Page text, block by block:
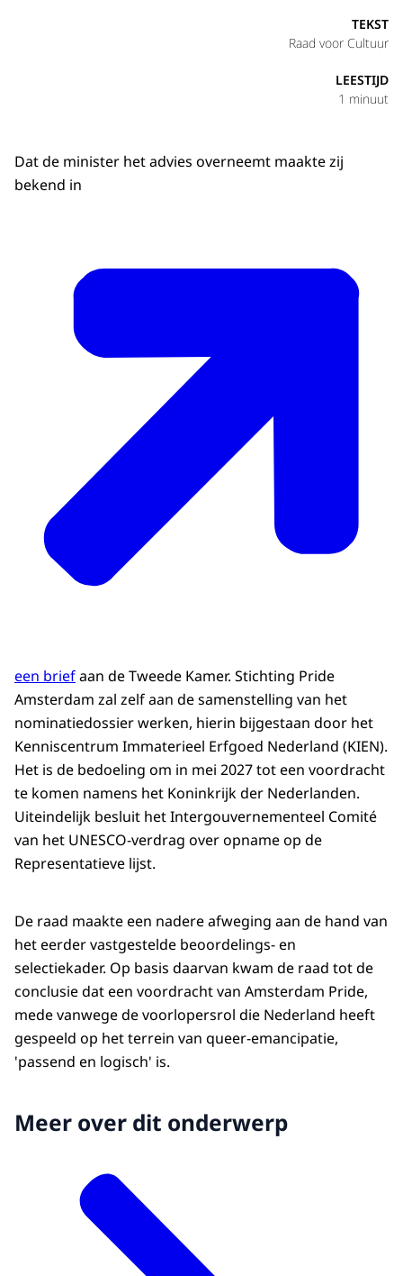
TEKST
Raad voor Cultuur
LEESTIJD
1 minuut
Dat de minister het advies overneemt maakte zij
bekend in
een briefaan de Tweede Kamer. Stichting Pride
Amsterdam zal zelf aan de samenstelling van het
nominatiedossier werken, hierin bijgestaan door het
Kenniscentrum Immaterieel Erfgoed Nederland (KIEN).
Het is de bedoeling om in mei 2027 tot een voordracht
te komen namens het Koninkrijk der Nederlanden.
Uiteindelijk besluit het Intergouvernementeel Comité
van het UNESCO-verdrag over opname op de
Representatieve lijst.
De raad maakte een nadere afweging aan de hand van
het eerder vastgestelde beoordelings- en
selectiekader. Op basis daarvan kwam de raad tot de
conclusie dat een voordracht van Amsterdam Pride,
mede vanwege de voorlopersrol die Nederland heeft
gespeeld op het terrein van queer-emancipatie,
'passend en logisch' is.
Meer over dit onderwerp